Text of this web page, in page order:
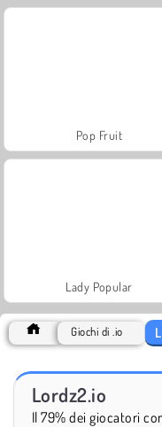
Pop Fruit
Lady Popular
Giochi di .io
Lordz2.io
Il 79% dei giocatori